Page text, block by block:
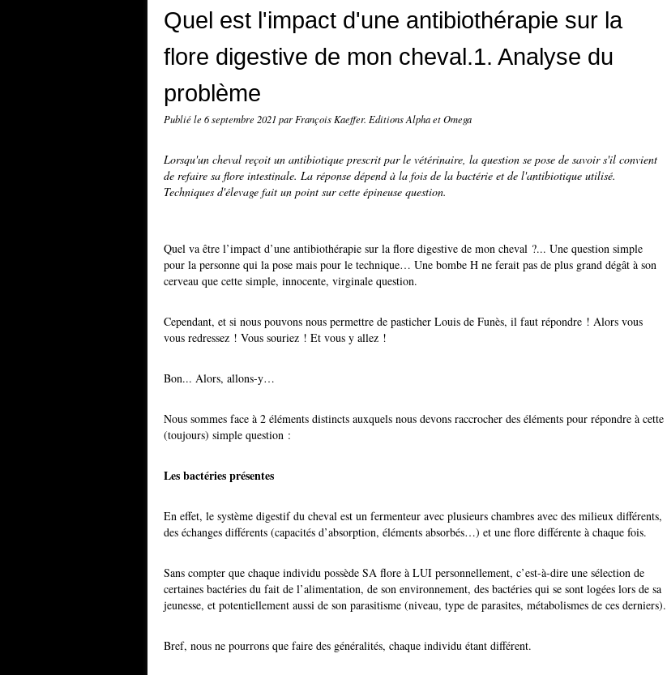
Quel est l'impact d'une antibiothérapie sur la
flore digestive de mon cheval.1. Analyse du
problème
Publié le 6 septembre 2021par François Kaeffer. Editions Alpha et Omega
Lorsqu'un cheval reçoit un antibiotique prescrit par le vétérinaire, la question se pose de savoir s'il convient
de refaire sa flore intestinale. La réponse dépend à la fois de la bactérie et de l'antibiotique utilisé.
Techniques d'élevage fait un point sur cette épineuse question.
Quel va être l’impact d’une antibiothérapie sur la flore digestive de mon cheval ?... Une question simple
pour la personne qui la pose mais pour le technique… Une bombe H ne ferait pas de plus grand dégât à son
cerveau que cette simple, innocente, virginale question.
Cependant, et si nous pouvons nous permettre de pasticher Louis de Funès, il faut répondre ! Alors vous
vous redressez ! Vous souriez ! Et vous y allez !
Bon... Alors, allons-y…
Nous sommes face à 2 éléments distincts auxquels nous devons raccrocher des éléments pour répondre à cette
(toujours) simple question :
Les bactéries présentes
En effet, le système digestif du cheval est un fermenteur avec plusieurs chambres avec des milieux différents,
des échanges différents (capacités d’absorption, éléments absorbés…) et une flore différente à chaque fois.
Sans compter que chaque individu possède SA flore à LUI personnellement, c’est-à-dire une sélection de
certaines bactéries du fait de l’alimentation, de son environnement, des bactéries qui se sont logées lors de sa
jeunesse, et potentiellement aussi de son parasitisme (niveau, type de parasites, métabolismes de ces derniers).
Bref, nous ne pourrons que faire des généralités, chaque individu étant différent.